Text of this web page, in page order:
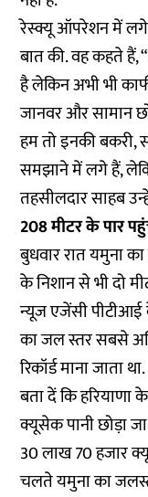
रेस्क्यू ऑपरेशन में लगे
बात की. वह कहते हैं,
है लेकिन अभी भी
जानवर और सामान
हम तो इनकी बकरी,
समझाने में लगे हैं,
तहसीलदार साहब
208 मीटर के पार
बुधवार रात यमुना
के निशान से भी दो
न्यूज एजेंसी पीटीआई
का जल स्तर सबसे
रिकॉर्ड माना जाता था.
बता दें कि
क्यूसेक पानी छोड़ा
30 लाख 70 हजार
चलते यमुना का